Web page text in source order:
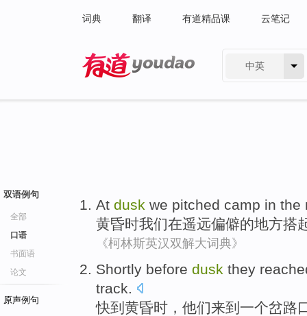
词典 翻译 有道精品课 云笔记
中英
双语例句
全部
口语
书面语
论文
原声例句
At dusk we pitched camp in the
黄昏时我们在遥远偏僻的地方搭
《柯林斯英汉双解大词典》
Shortly before dusk they
track.
快到 黄昏时， 他们来到 一个岔路